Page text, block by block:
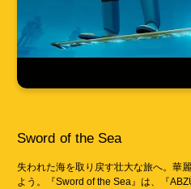
Sword of the Sea
失われた海を取り戻す壮大な旅へ。華
よう。『Sword of the Sea』は、『